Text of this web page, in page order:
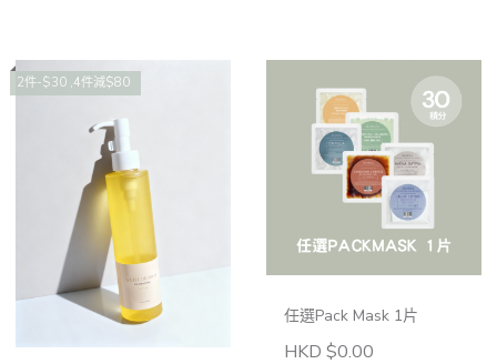
2件-$30 ,4件減$80
任選Pack Mask 1片
HKD $0.00